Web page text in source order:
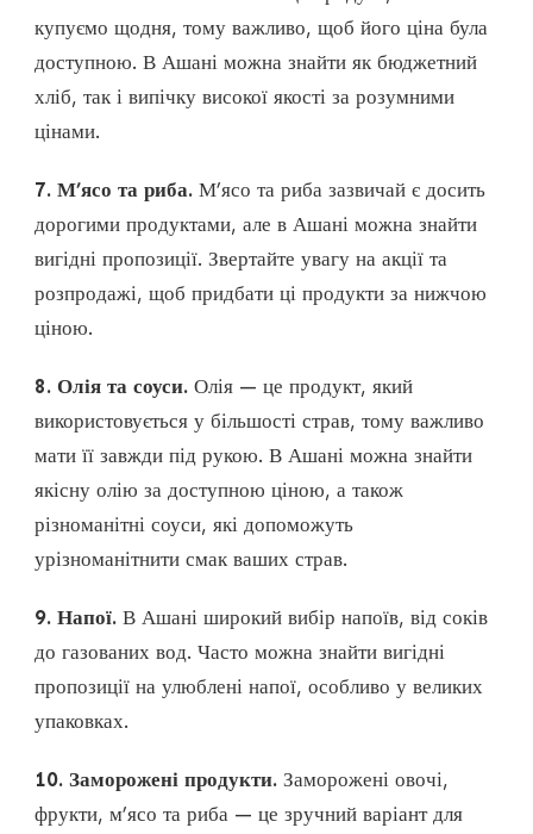
купуємо щодня, тому важливо, щоб його ціна була
доступною. В Ашані можна знайти як бюджетний
хліб, так і випічку високої якості за розумними
цінами.
7. М’ясо та риба. М’ясо та риба зазвичай є досить
дорогими продуктами, але в Ашані можна знайти
вигідні пропозиції. Звертайте увагу на акції та
розпродажі, щоб придбати ці продукти за нижчою
ціною.
8. Олія та соуси. Олія — це продукт, який
використовується у більшості страв, тому важливо
мати її завжди під рукою. В Ашані можна знайти
якісну олію за доступною ціною, а також
різноманітні соуси, які допоможуть
урізноманітнити смак ваших страв.
9. Напої. В Ашані широкий вибір напоїв, від соків
до газованих вод. Часто можна знайти вигідні
пропозиції на улюблені напої, особливо у великих
упаковках.
10. Заморожені продукти. Заморожені овочі,
фрукти, м’ясо та риба — це зручний варіант для